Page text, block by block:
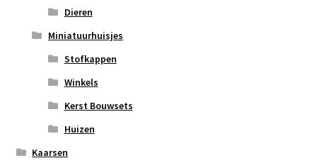
Dieren
Miniatuurhuisjes
Stofkappen
Winkels
Kerst Bouwsets
Huizen
Kaarsen